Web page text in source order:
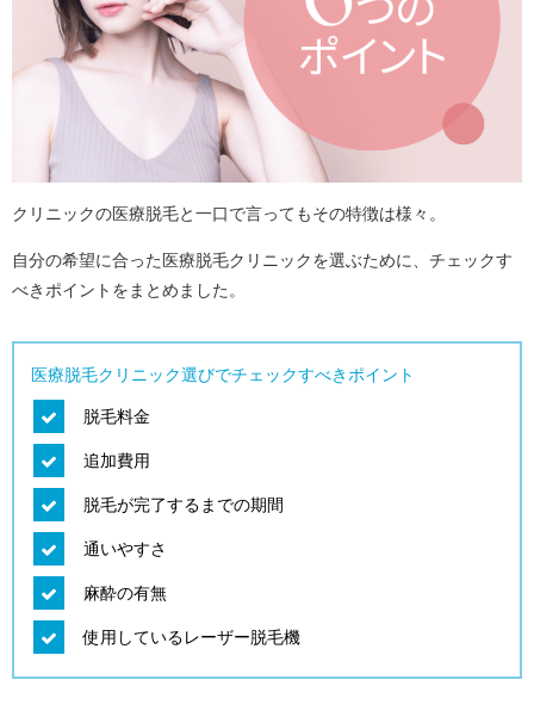
クリニックの医療脱毛と一口で言ってもその特徴は様々。
自分の希望に合った医療脱毛クリニックを選ぶために、チェックす
べきポイントをまとめました。
医療脱毛クリニック選びでチェックすべきポイント
脱毛料金
追加費用
脱毛が完了するまでの期間
通いやすさ
麻酔の有無
使用しているレーザー脱毛機